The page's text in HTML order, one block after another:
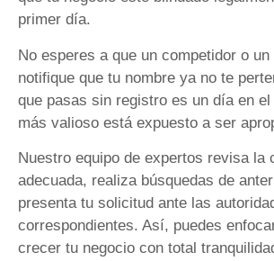
primer día.
No esperes a que un competidor o
notifique que tu nombre ya no te
que pasas sin registro es un día en
más valioso está expuesto a ser
Nuestro equipo de expertos revisa la
adecuada, realiza búsquedas de
presenta tu solicitud ante las
correspondientes. Así, puedes
crecer tu negocio con total